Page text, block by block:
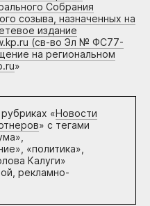
Собрания
созыва, назначенных на
издание
(св-во Эл № ФС77-
на региональном
»
«Новости
» с тегами
«политика»,
Калуги»
рекламно-